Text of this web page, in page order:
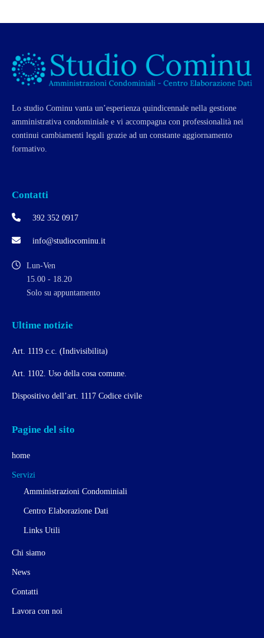
Lo studio Cominu vanta un’esperienza quindicennale nella gestione
amministrativa condominiale e vi accompagna con professionalità nei
continui cambiamenti legali grazie ad un constante aggiornamento
formativo.
Contatti
392 352 0917
info@studiocominu.it
Lun-Ven
15.00 - 18.20
Solo su appuntamento
Ultime notizie
Art. 1119 c.c. (Indivisibilita)
Art. 1102. Uso della cosa comune.
Dispositivo dell’art. 1117 Codice civile
Pagine del sito
home
Servizi
Amministrazioni Condominiali
Centro Elaborazione Dati
Links Utili
Chi siamo
News
Contatti
Lavora con noi